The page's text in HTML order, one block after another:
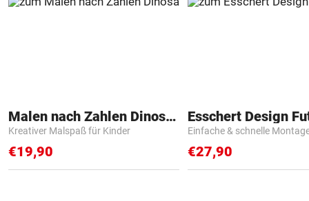
Malen nach Zahlen Dinosaurier
Kreativer Malspaß für Kinder
€19,90
Einfache & schnelle
€27,90